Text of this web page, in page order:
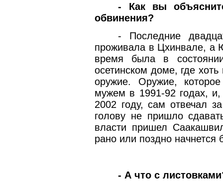
- Как вы
обвинения?
- Последние
проживала в Цхинвале, а
время была в
осетинском доме, где
оружие. Оружие,
мужем в 1991-92 годах,
2002 году, сам отвечал
голову не пришло
власти пришел
рано или поздно начнется
- А что с